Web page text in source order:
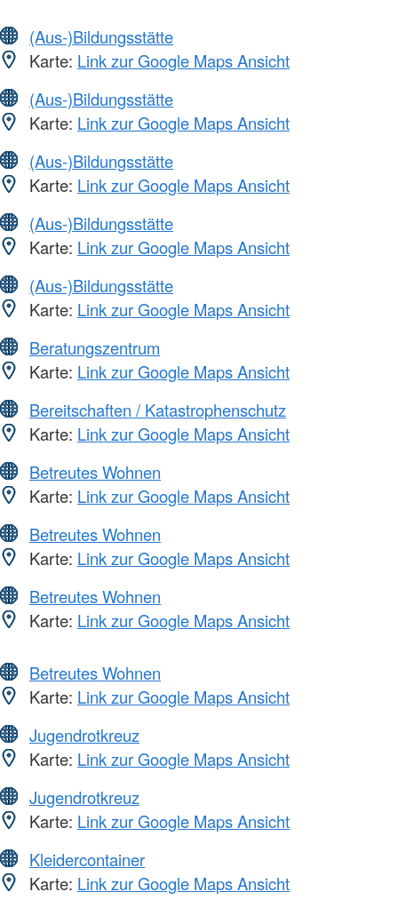
(Aus-)Bildungsstätte
Karte: Link zur Google Maps Ansicht
(Aus-)Bildungsstätte
Karte: Link zur Google Maps Ansicht
(Aus-)Bildungsstätte
Karte: Link zur Google Maps Ansicht
(Aus-)Bildungsstätte
Karte: Link zur Google Maps Ansicht
(Aus-)Bildungsstätte
Karte: Link zur Google Maps Ansicht
Beratungszentrum
Karte: Link zur Google Maps Ansicht
Bereitschaften / Katastrophenschutz
Karte: Link zur Google Maps Ansicht
Betreutes Wohnen
Karte: Link zur Google Maps Ansicht
Betreutes Wohnen
Karte: Link zur Google Maps Ansicht
Betreutes Wohnen
Karte: Link zur Google Maps Ansicht
Betreutes Wohnen
Karte: Link zur Google Maps Ansicht
Jugendrotkreuz
Karte: Link zur Google Maps Ansicht
Jugendrotkreuz
Karte: Link zur Google Maps Ansicht
Kleidercontainer
Karte: Link zur Google Maps Ansicht